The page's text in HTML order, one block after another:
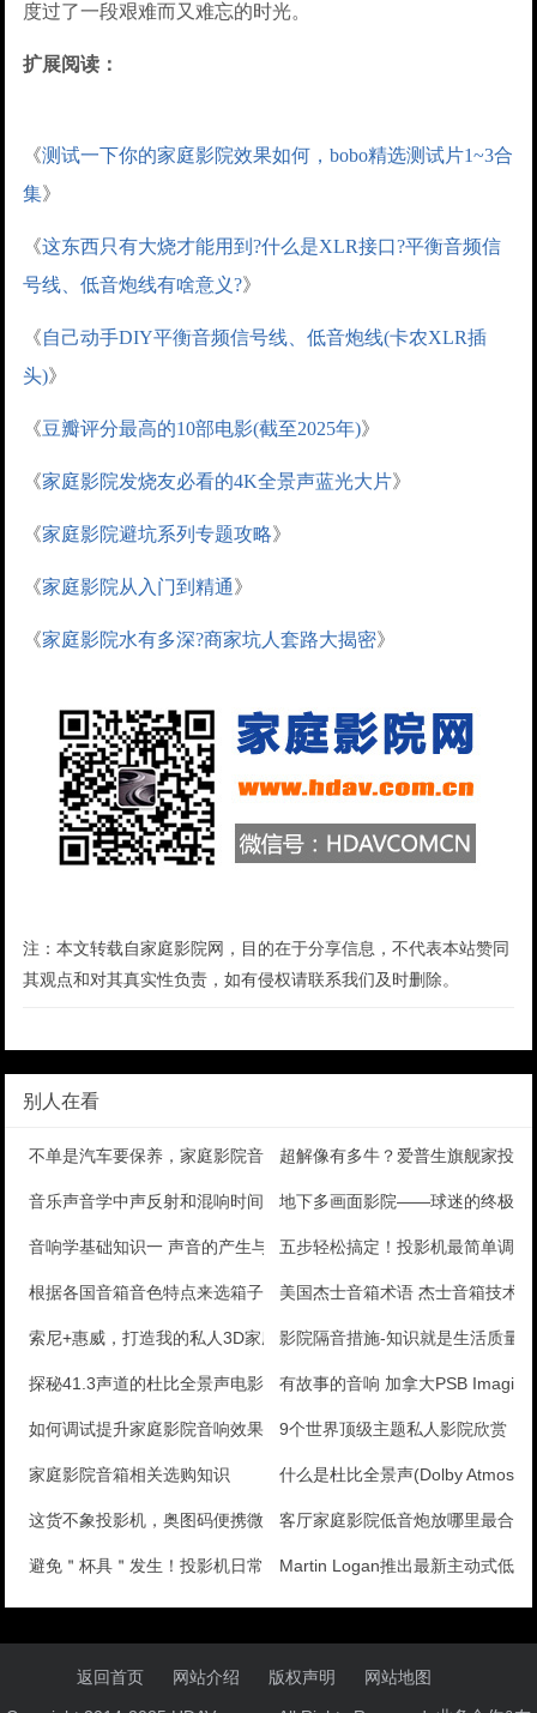
度过了一段艰难而又难忘的时光。
扩展阅读：
《测试一下你的家庭影院效果如何，bobo精选测试片1~3合
集》
《这东西只有大烧才能用到?什么是XLR接口?平衡音频信
号线、低音炮线有啥意义?》
《自己动手DIY平衡音频信号线、低音炮线(卡农XLR插
头)》
《豆瓣评分最高的10部电影(截至2025年)》
《家庭影院发烧友必看的4K全景声蓝光大片》
《家庭影院避坑系列专题攻略》
《家庭影院从入门到精通》
《家庭影院水有多深?商家坑人套路大揭密》
注：本文转载自家庭影院网，目的在于分享信息，不代表本站赞同
其观点和对其真实性负责，如有侵权请联系我们及时删除。
别人在看
不单是汽车要保养，家庭影院音响也要保养超解像有多牛？爱普生旗舰家投全
音乐声音学中声反射和混响时间 地下多画面影院——球迷的终极梦
音响学基础知识一 声音的产生与传播五步轻松搞定！投影机最简单调试
根据各国音箱音色特点来选箱子 美国杰士音箱术语 杰士音箱技术
索尼+惠威，打造我的私人3D家庭影院影院隔音措施-知识就是生活质量
探秘41.3声道的杜比全景声电影院The Grand有故事的音响 加拿大PSB
如何调试提升家庭影院音响效果 9个世界顶级主题私人影院欣赏
家庭影院音箱相关选购知识 什么是杜比全景声(Dolby Atmos)?
这货不象投影机，奥图码便携微投ML1000试体验客厅家庭影院低音炮放哪里最合适
避免＂杯具＂发生！投影机日常使用须知Martin Logan推出最新主动式低音
返回首页 网站介绍 版权声明 网站地图